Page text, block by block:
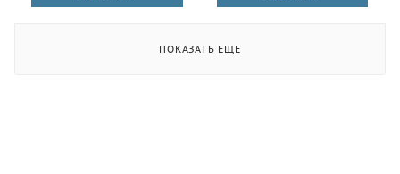
ПОКАЗАТЬ ЕЩЕ